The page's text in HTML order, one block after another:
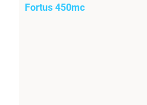
Fortus 450mc